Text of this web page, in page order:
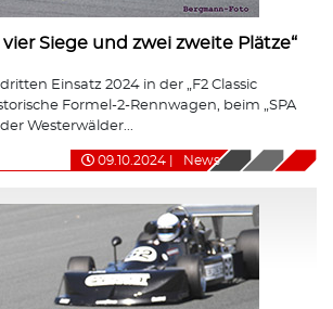
vier Siege und zwei zweite Plätze“
Einsatz 2024 in der „F2 Classic
Formel-2-Rennwagen, beim „SPA
Westerwälder...
09.10.2024 News